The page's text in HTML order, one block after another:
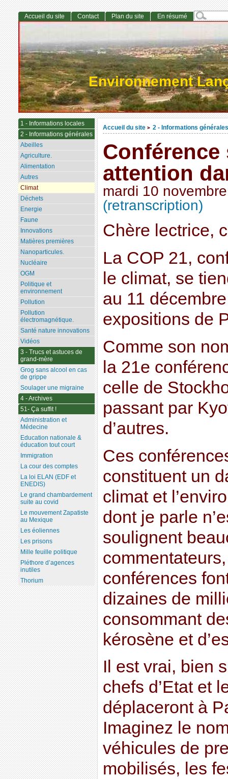
Environnement
Accueil du site > 2 - Informations générales
attention
mardi 10
(retranscription)
Chère lectrice,
La COP 21,
le climat, se
au 11
expositions de
Comme son
la 21e
celle de
passant par
d’autres.
Ces
constituent un
climat et
dont je parle
soulignent
conférences
dizaines de
consommant
kérosène et
Il est vrai, bien
chefs d’Etat et
déplaceront à
Imaginez le
véhicules de
mobilisés, les
Accueil du site Contact Plan du site En résumé
1 - Informations locales
2 - Informations générales
Abeilles
Agriculture.
Alimentation
Autres
Climat
Déchets
Energie
Faune
Innovations
Matières premières
Nanoparticules.
Nucléaire
OGM
Politique et
environnement
Pollution
Pollution
électromagnétique.
Santé nature innovations
Vidéos
3 - Trucs et astuces de
grand-mère
Grog sans alcool en cas
de grippe
Soulager une migraine
4 - Archives
51- Ça suffit !
Administration et
Médecine
Education nationale &
éducation tout court
Immigration
La cour des comptes
La loi ELAN (EDF et
ENEDIS)
Le grand chambardement
suite au covid
Le mouvement Zapatiste
au Mexique
Les éoliennes
Les prisons
Mille feuille politique
Pléthore d’agences
inutiles
Thorium